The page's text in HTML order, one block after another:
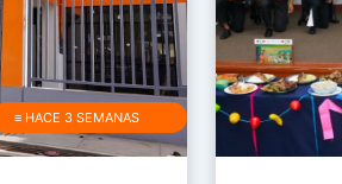
≡ HACE 3 SEMANAS